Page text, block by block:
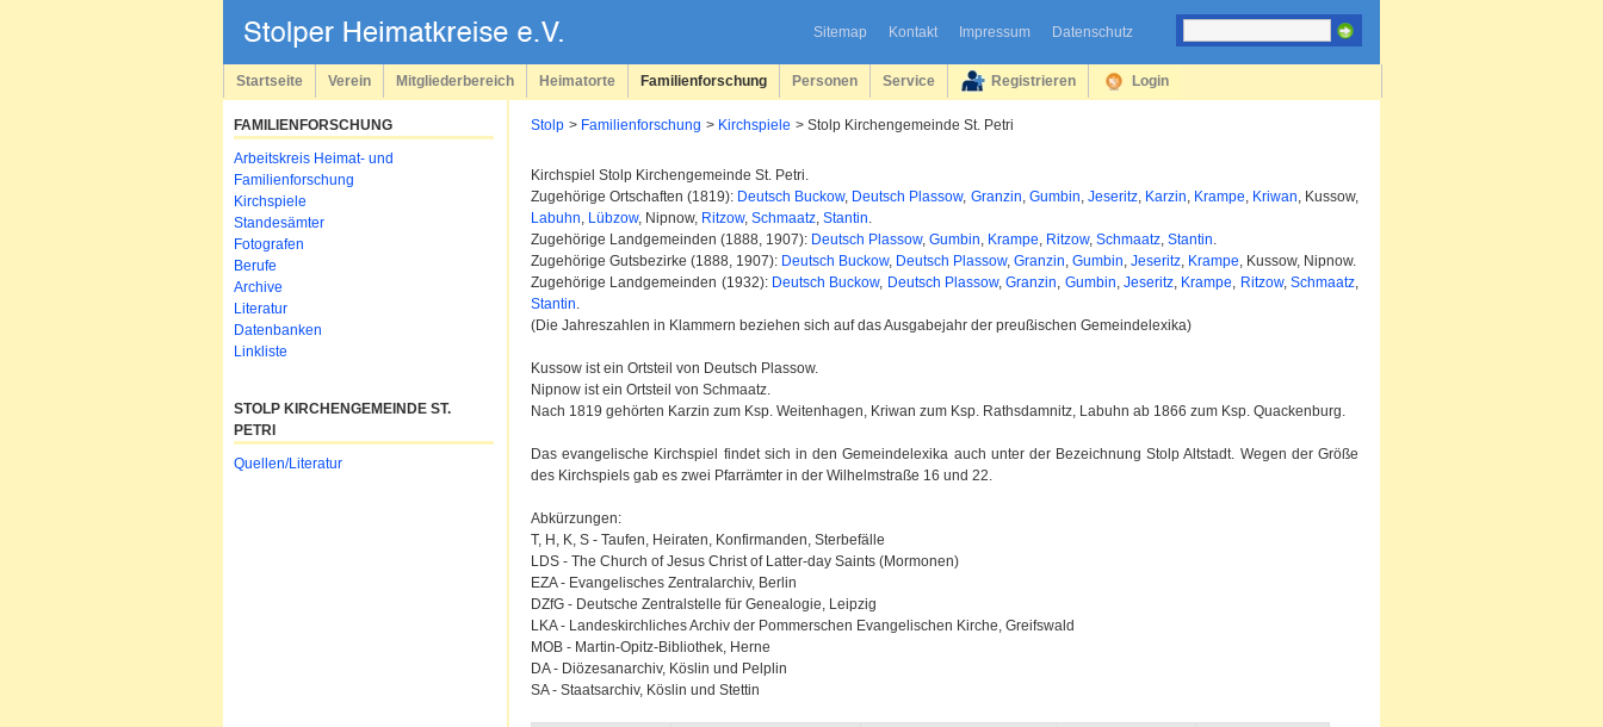
Sitemap Kontakt Impressum Datenschutz
überspringen
Startseite Verein Mitgliederbereich Heimatorte Familienforschung Personen Service Registrieren Login
Stolp Familienforschung Kirchspiele Stolp Kirchengemeinde St. Petri
Kirchspiel Stolp Kirchengemeinde St. Petri.
Zugehörige Ortschaften (1819): Deutsch Buckow, Deutsch Plassow, Granzin, Gumbin, Jeseritz, Karzin, Krampe, Kriwan, Kussow,
Labuhn, Lübzow, Nipnow, Ritzow, Schmaatz, Stantin.
Zugehörige Landgemeinden (1888, 1907): Deutsch Plassow, Gumbin, Krampe, Ritzow, Schmaatz, Stantin.
Zugehörige Gutsbezirke (1888, 1907): Deutsch Buckow, Deutsch Plassow, Granzin, Gumbin, Jeseritz, Krampe, Kussow, Nipnow.
Zugehörige Landgemeinden (1932): Deutsch Buckow, Deutsch Plassow,Granzin, Gumbin,Jeseritz, Krampe, Ritzow,Schmaatz,
Stantin.
(Die Jahreszahlen in Klammern beziehen sich auf das Ausgabejahr der preußischen Gemeindelexika)
Kussow ist ein Ortsteil von Deutsch Plassow.
Nipnow ist ein Ortsteil von Schmaatz.
Nach 1819 gehörten Karzin zum Ksp. Weitenhagen, Kriwan zum Ksp. Rathsdamnitz, Labuhn ab 1866 zum Ksp. Quackenburg.
Das evangelische Kirchspiel findet sich in den Gemeindelexika auch unter der Bezeichnung Stolp Altstadt. Wegen der Größe
des Kirchspiels gab es zwei Pfarrämter in der Wilhelmstraße 16 und 22.
Abkürzungen:
T, H, K, S - Taufen, Heiraten, Konfirmanden, Sterbefälle
LDS - The Church of Jesus Christ of Latter-day Saints (Mormonen)
EZA - Evangelisches Zentralarchiv, Berlin
DZfG - Deutsche Zentralstelle für Genealogie, Leipzig
LKA - Landeskirchliches Archiv der Pommerschen Evangelischen Kirche, Greifswald
MOB - Martin-Opitz-Bibliothek, Herne
DA - Diözesanarchiv, Köslin und Pelplin
SA - Staatsarchiv, Köslin und Stettin
FAMILIENFORSCHUNG
Navigation
überspringen
Arbeitskreis Heimat- und
Familienforschung
Kirchspiele
Standesämter
Fotografen
Berufe
Archive
Literatur
Datenbanken
Linkliste
STOLP KIRCHENGEMEINDE ST.
PETRI
Navigation
Quellen/Literatur